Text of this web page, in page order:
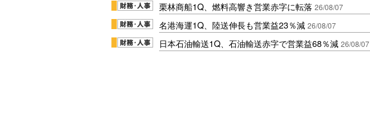
栗林商船1Q、燃料高響き営業赤字に転落 26/08/07
名港海運1Q、陸送伸長も営業益23％減 26/08/07
日本石油輸送1Q、石油輸送赤字で営業益68％減 26/08/07